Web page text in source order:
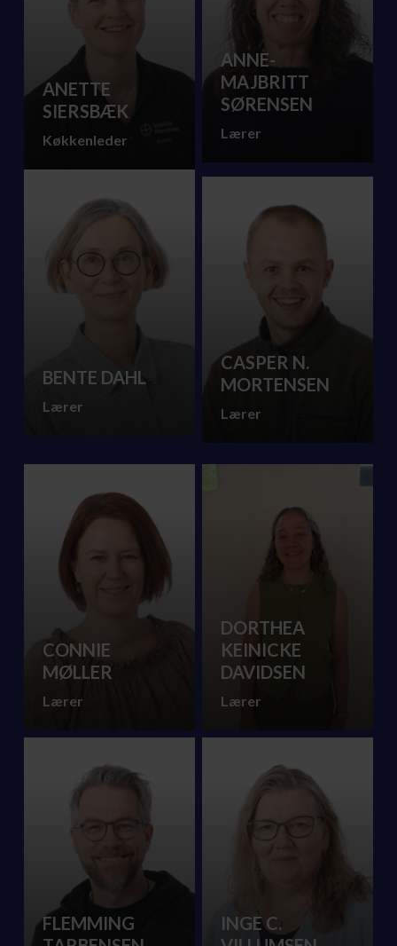
ANETTE
SIERSBÆK
Køkkenleder
ANNE-
MAJBRITT
SØRENSEN
Lærer
BENTE DAHL
Lærer
CASPER N.
MORTENSEN
Lærer
CONNIE
MØLLER
Lærer
DORTHEA
KEINICKE
DAVIDSEN
Lærer
FLEMMING
INGE C.